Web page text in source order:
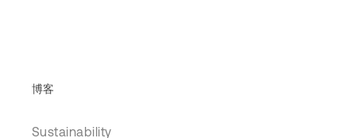
博客
Sustainability